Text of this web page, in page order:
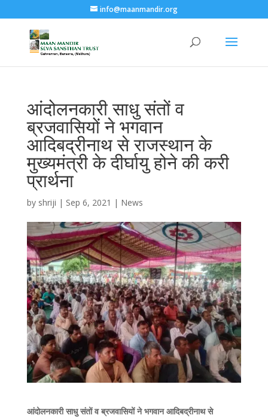
info@maanmandir.org
आंदोलनकारी साधु संतों व
ब्रजवासियों ने भगवान
आदिबद्रीनाथ से राजस्थान के
मुख्यमंत्री के दीर्घायु होने की करी
प्रार्थना
by shriji | Sep 6, 2021 | News
आंदोलनकारी साधु संतों व ब्रजवासियों ने भगवान आदिबद्रीनाथ से